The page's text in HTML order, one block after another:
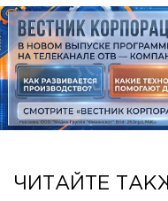
ЧИТАЙТЕ